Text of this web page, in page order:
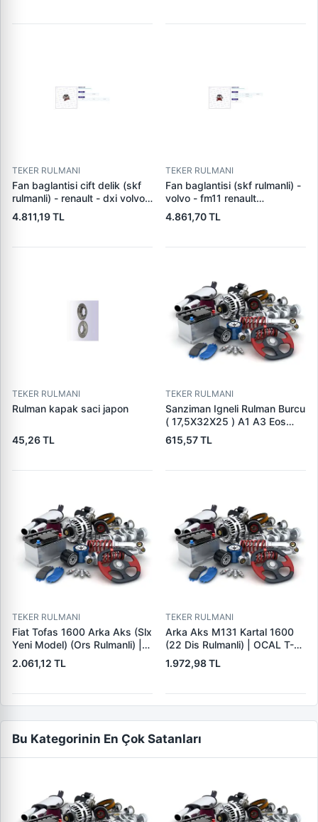
TEKER RULMANI
Fan baglantisi cift delik (skf
rulmanli) - renault - dxi volvo -
fh12 - fh16 - nl12 - fm9
21146743-1675786
4.811,19 TL
TEKER RULMANI
Fan baglantisi (skf rulmanli) -
volvo - fm11 renault
21146755 - 20536568
4.861,70 TL
TEKER RULMANI
Rulman kapak saci japon
45,26 TL
TEKER RULMANI
Sanziman Igneli Rulman Burcu
( 17,5X32X25 ) A1 A3 Eos
Golf 5 6 7 Jetta Passat Polo
Touran Altea Leon Toledo
SRT 16100230 | OEM
615,57 TL
TEKER RULMANI
Fiat Tofas 1600 Arka Aks (Slx
Yeni Model) (Ors Rulmanli) |
OCAL T-127 | OEM 85014774
85014899
2.061,12 TL
TEKER RULMANI
Arka Aks M131 Kartal 1600
(22 Dis Rulmanli) | OCAL T-
129 | OEM 4472221
1.972,98 TL
Bu Kategorinin En Çok Satanları